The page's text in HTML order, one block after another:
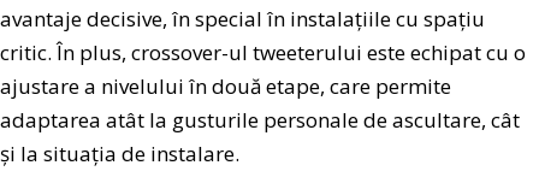
avantaje decisive, în special în instalațiile cu spațiu
critic. În plus, crossover-ul tweeterului este echipat cu o
ajustare a nivelului în două etape, care permite
adaptarea atât la gusturile personale de ascultare, cât
și la situația de instalare.